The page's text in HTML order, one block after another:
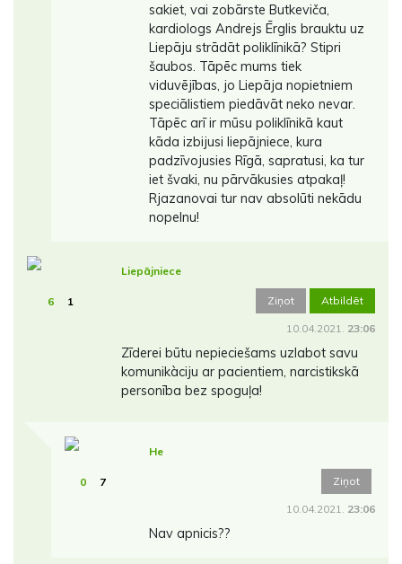
sakiet, vai zobārste Butkeviča,
kardiologs Andrejs Ērglis brauktu uz
Liepāju strādāt poliklīnikā? Stipri
šaubos. Tāpēc mums tiek
viduvējības, jo Liepāja nopietniem
speciālistiem piedāvāt neko nevar.
Tāpēc arī ir mūsu poliklīnikā kaut
kāda izbijusi liepājniece, kura
padzīvojusies Rīgā, sapratusi, ka tur
iet švaki, nu pārvākusies atpakaļ!
Rjazanovai tur nav absolūti nekādu
nopelnu!
6 1
Liepājniece
Ziņot Atbildēt
10.04.2021. 23:06
Zīderei būtu nepieciešams uzlabot savu
komunikàciju ar pacientiem, narcistikskā
personība bez spoguļa!
0 7
He
Ziņot
10.04.2021. 23:06
Nav apnicis??